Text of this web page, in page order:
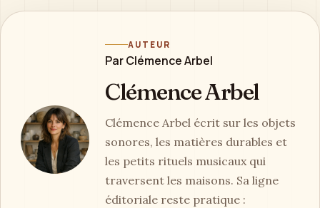
AUTEUR
Par Clémence Arbel
Clémence Arbel
Clémence Arbel écrit sur les objets
sonores, les matières durables et
les petits rituels musicaux qui
traversent les maisons. Sa ligne
éditoriale reste pratique :